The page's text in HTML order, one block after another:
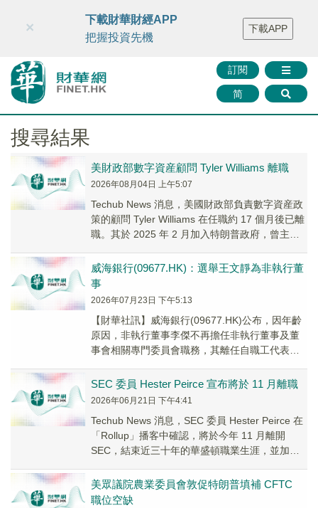
財華智庫網 FINTV FINMETA 財華證券 媒體矩陣
智庫沙龍
聯絡我們
訂閱
简
×
下載財華財經APP
把握投資先機
下載APP
搜尋結果
美財政部數字資産顧問 Tyler Williams 離職
2026年08月04日 上午5:07
Techub News 消息，美國財政部負責數字資産政
策的顧問 Tyler Williams 在任職約 17 個月後已離
職。其於 2025 年 2 月加入特朗普政府，曾主導
威海銀行(09677.HK)：選舉王文靜為非執行董
事
2026年07月23日 下午5:13
【財華社訊】威海銀行(09677.HK)公布，因年齡
原因，非執行董事李傑不再擔任非執行董事及董
事會相關專門委員會職務，其離任自職工代表大
董...
SEC 委員 Hester Peirce 宣布將於 11 月離職
2026年06月21日 下午4:41
Techub News 消息，SEC 委員 Hester Peirce 在
「Rollup」播客中確認，將於今年 11 月離開
SEC，結束近三十年的華盛頓職業生涯，並加入
美眾議院農業委員會敦促特朗普填補 CFTC
職位空缺